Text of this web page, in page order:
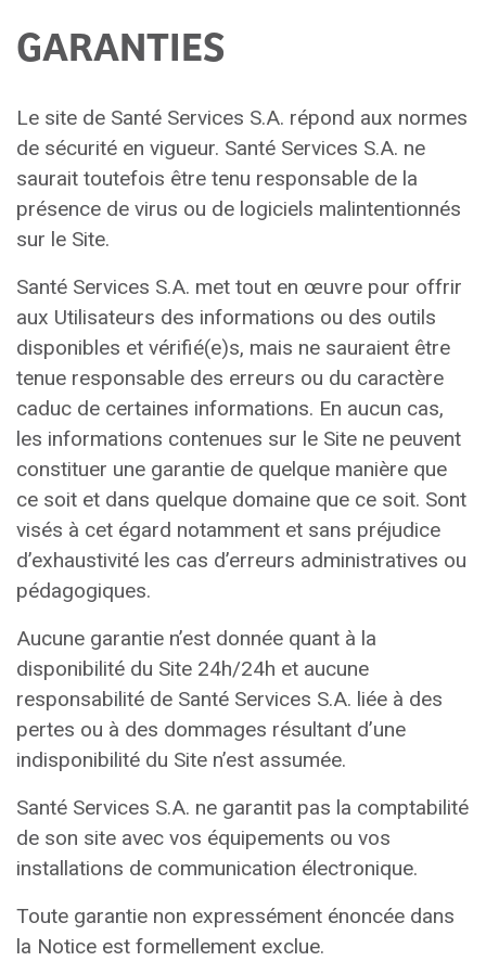
GARANTIES
Le site de Santé Services S.A. répond aux normes
de sécurité en vigueur. Santé Services S.A. ne
saurait toutefois être tenu responsable de la
présence de virus ou de logiciels malintentionnés
sur le Site.
Santé Services S.A. met tout en œuvre pour offrir
aux Utilisateurs des informations ou des outils
disponibles et vérifié(e)s, mais ne sauraient être
tenue responsable des erreurs ou du caractère
caduc de certaines informations. En aucun cas,
les informations contenues sur le Site ne peuvent
constituer une garantie de quelque manière que
ce soit et dans quelque domaine que ce soit. Sont
visés à cet égard notamment et sans préjudice
d’exhaustivité les cas d’erreurs administratives ou
pédagogiques.
Aucune garantie n’est donnée quant à la
disponibilité du Site 24h/24h et aucune
responsabilité de Santé Services S.A. liée à des
pertes ou à des dommages résultant d’une
indisponibilité du Site n’est assumée.
Santé Services S.A. ne garantit pas la comptabilité
de son site avec vos équipements ou vos
installations de communication électronique.
Toute garantie non expressément énoncée dans
la Notice est formellement exclue.